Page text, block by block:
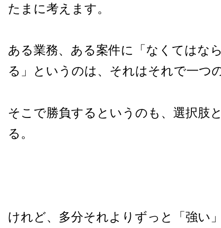
たまに考えます。
ある業務、ある案件に「なくてはな
る」というのは、それはそれで一つ
そこで勝負するというのも、選択肢
る。
けれど、多分それよりずっと「強い